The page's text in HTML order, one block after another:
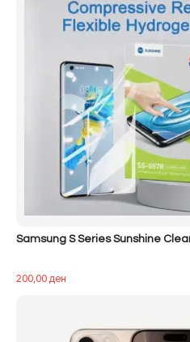
Samsung S Series Sunshine
200,00ден